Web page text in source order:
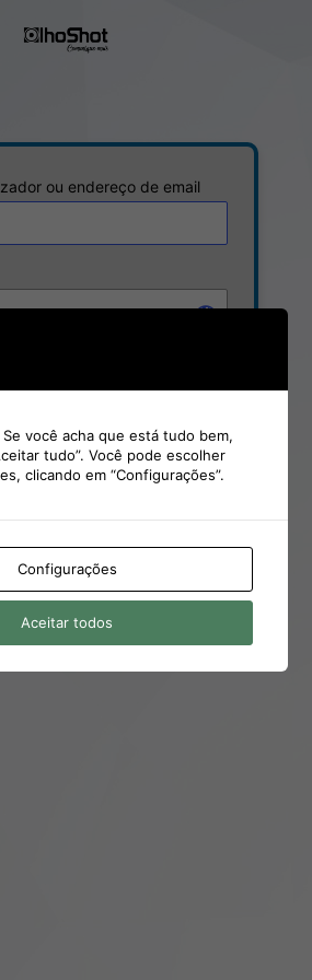
ou endereço de email
senha?
DE PRIVACIDADE E COOKIES
você acha que está tudo bem,
tudo”. Você pode escolher
clicando em “Configurações”.
Configurações
Aceitar todos